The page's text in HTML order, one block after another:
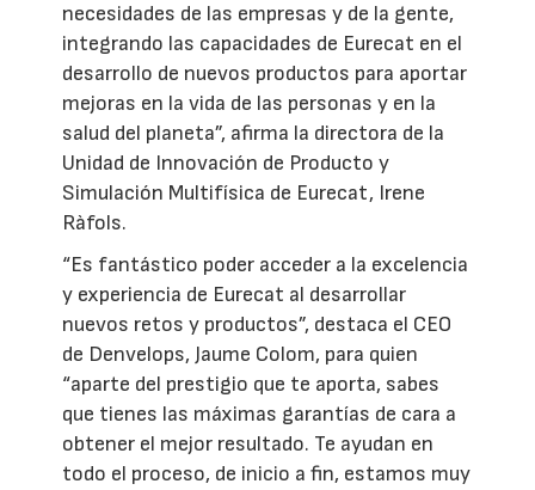
necesidades de las empresas y de la gente,
integrando las capacidades de Eurecat en el
desarrollo de nuevos productos para aportar
mejoras en la vida de las personas y en la
salud del planeta”, afirma la directora de la
Unidad de Innovación de Producto y
Simulación Multifísica de Eurecat, Irene
Ràfols.
“Es fantástico poder acceder a la excelencia
y experiencia de Eurecat al desarrollar
nuevos retos y productos”, destaca el CEO
de Denvelops, Jaume Colom, para quien
“aparte del prestigio que te aporta, sabes
que tienes las máximas garantías de cara a
obtener el mejor resultado. Te ayudan en
todo el proceso, de inicio a fin, estamos muy